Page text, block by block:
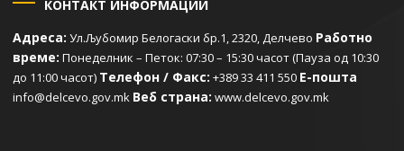
КОНТАКТ ИНФОРМАЦИИ
Адреса: Ул.Љубомир Белогаски бр.1, 2320, Делчево Работно
време: Понеделник – Петок: 07:30 – 15:30 часот (Пауза од 10:30
до 11:00 часот) Телефон / Факс: +389 33 411 550 Е-пошта
info@delcevo.gov.mk Веб страна: www.delcevo.gov.mk